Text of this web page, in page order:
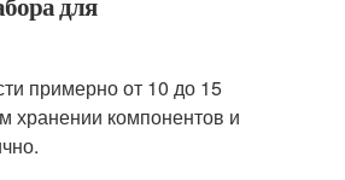
примерно от 10 до 15
хранении компонентов и